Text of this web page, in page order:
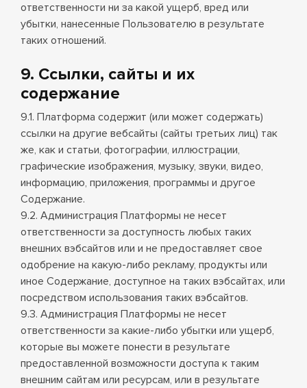
ответственности ни за какой ущерб, вред или
убытки, нанесенные Пользователю в результате
таких отношений.
9. Ссылки, сайты и их
содержание
9.1. Платформа содержит (или может содержать)
ссылки на другие вебсайты (сайты третьих лиц) так
же, как и статьи, фотографии, иллюстрации,
графические изображения, музыку, звуки, видео,
информацию, приложения, программы и другое
Содержание.
9.2. Администрация Платформы не несет
ответственности за доступность любых таких
внешних вэбсайтов или и не предоставляет свое
одобрение на какую-либо рекламу, продукты или
иное Содержание, доступное на таких вэбсайтах, или
посредством использования таких вэбсайтов.
9.3. Администрация Платформы не несет
ответственности за какие-либо убытки или ущерб,
которые вы можете понести в результате
предоставленной возможности доступа к таким
внешним сайтам или ресурсам, или в результате